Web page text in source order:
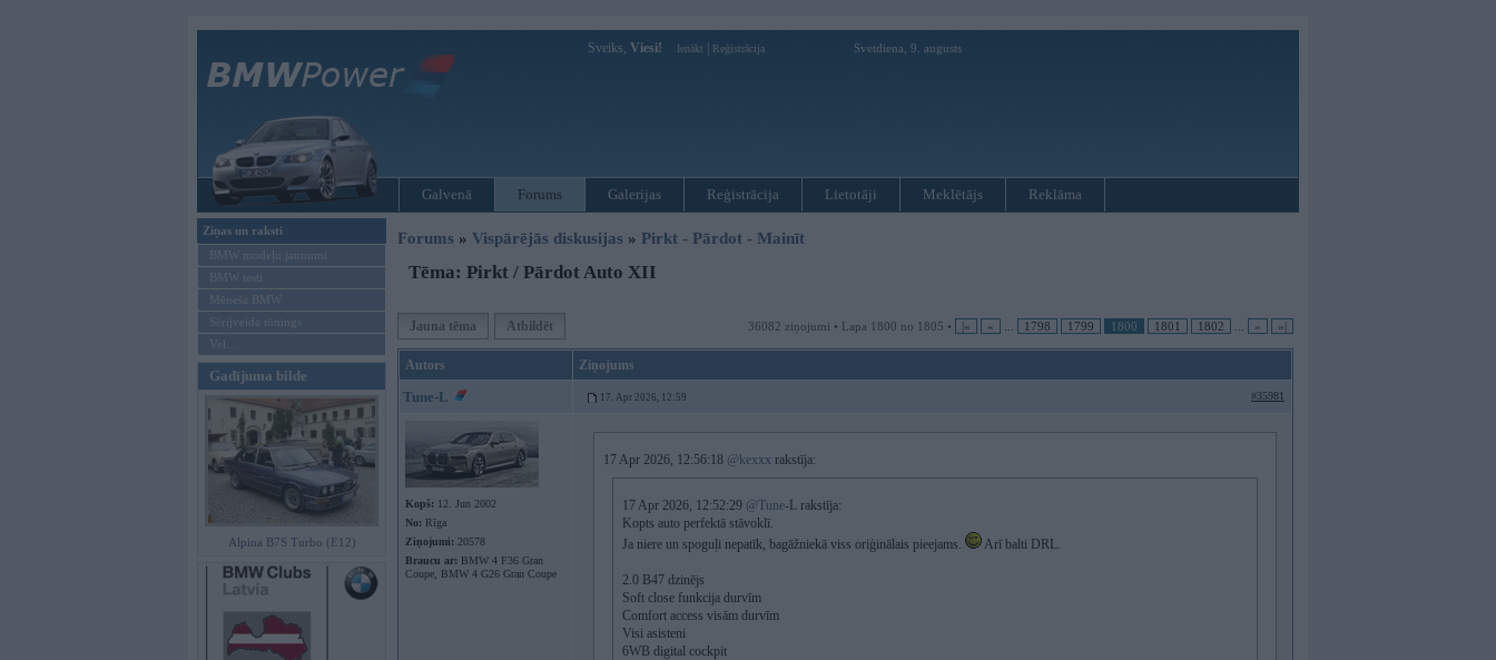
Sveiks, Viesi! Ienākt Reģistrācija Svetdiena, 9. augusts
Galvenā Forums Galerijas Reģistrācija Lietotāji Meklētājs Reklāma
Ziņas un raksti
BMW modeļu jaunumi
BMW testi
Mēneša BMW
Sērijveida tūnings
Vel...
Gadījuma bilde
Alpina B7S Turbo (E12)
Forums » Vispārējās diskusijas » Pirkt - Pārdot - Mainīt
Tēma: Pirkt / Pārdot Auto XII
Jauna tēma Atbildēt 36082 ziņojumi • Lapa 1800 no 1805 • |« « 1798 1799 1800 1801 1802 » »|
Autors Ziņojums
Tune-L 17. Apr 2026, 12:59 #35981
Kopš: 12. Jun 2002
No: Rīga
Ziņojumi: 20578
Braucu ar: BMW 4 F36 Gran
Coupe, BMW 4 G26 Gran Coupe
17 Apr 2026, 12:56:18 @kexxx rakstīja:
17 Apr 2026, 12:52:29 @Tune-L rakstīja:
Kopts auto perfektā stāvoklī.
Ja niere un spoguļi nepatīk, bagāžniekā viss oriģinālais pieejams.
Arī balti DRL.
2.0 B47 dzinējs
Soft close funkcija durvīm
Comfort access visām durvīm
Visi asisteni
6WB digital cockpit